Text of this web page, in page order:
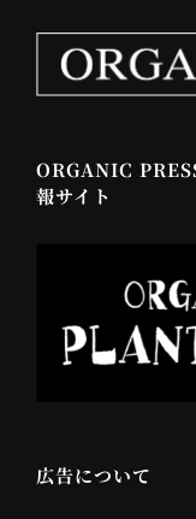
ORGANIC
報サイト
広告について